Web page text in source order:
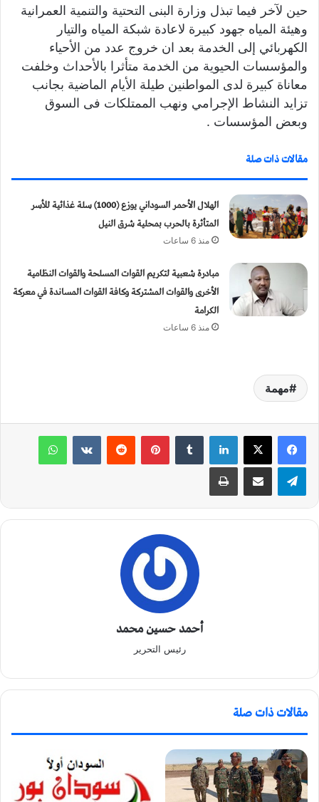
حين لآخر فيما تبذل وزارة البنى التحتية والتنمية العمرانية
وهيئة المياه جهود كبيرة لاعادة شبكة المياه والتيار
الكهربائي إلى الخدمة بعد ان خروج عدد من الأحياء
والمؤسسات الحيوية من الخدمة متأثرا بالأحداث وخلفت
معاناة كبيرة لدى المواطنين طيلة الأيام الماضية بجانب
تزايد النشاط الإجرامي ونهب الممتلكات فى السوق
وبعض المؤسسات .
مقالات ذات صلة
الهلال الأحمر السوداني يوزع (1000) سلة غذائية للأسر
المتأثرة بالحرب بمحلية شرق النيل
منذ 6 ساعات
مبادرة شعبية لتكريم القوات المسلحة والقوات النظامية
الأخرى والقوات المشتركة وكافة القوات المساندة في معركة
الكرامة
منذ 6 ساعات
مهمة
لينكدإن بينتيريست
أحمد حسين محمد
رئيس التحرير
مقالات ذات صلة